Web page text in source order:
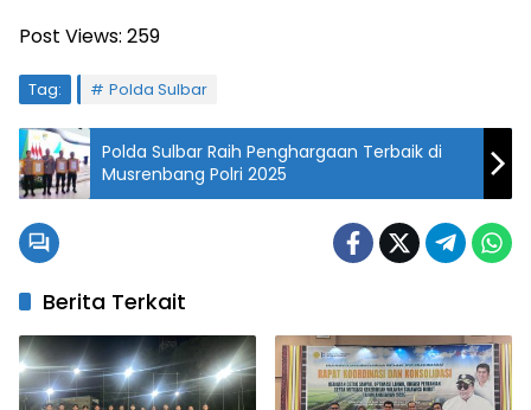
Post Views: 259
Tag: Polda Sulbar
Polda Sulbar Raih Penghargaan Terbaik di
Musrenbang Polri 2025
Berita Terkait